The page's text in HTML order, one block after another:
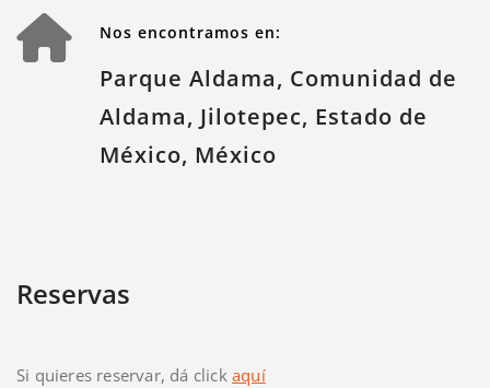
Nos encontramos en:
Parque Aldama, Comunidad de
Aldama, Jilotepec, Estado de
México, México
Reservas
Si quieres reservar, dá click aquí